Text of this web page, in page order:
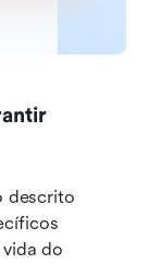
descrito
do